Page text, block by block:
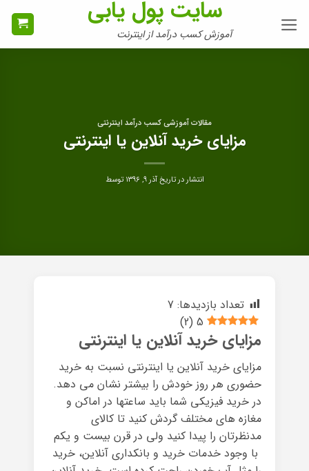
سایت پول یابی
آموزش کسب درآمد از اینترنت
مقالات آموزشی کسب درآمد اینترنتی
مزایای خرید آنلاین یا اینترنتی
انتشار در تاریخآذر ۹, ۱۳۹۶ توسط
تعداد بازدیدها: 7
5
(
2
)
مزایای خرید آنلاین یا اینترنتی
مزایای خرید آنلاین یا اینترنتی نسبت به خرید
حضوری هر روز خودش را بیشتر نشان می دهد.
در خرید فیزیکی شما باید ساعتها در اماکن و
مغازه های مختلف گردش کنید تا کالای
مدنظرتان را پیدا کنید ولی در قرن بیست و یکم
با وجود خدمات خرید و بانکداری آنلاین، خرید